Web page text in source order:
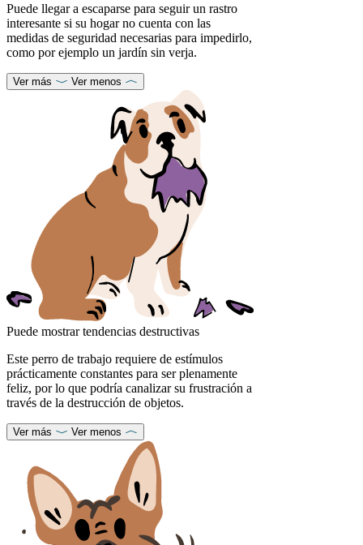
Puede llegar a escaparse para seguir un rastro
interesante si su hogar no cuenta con las
medidas de seguridad necesarias para impedirlo,
como por ejemplo un jardín sin verja.
Ver más Ver menos
Puede mostrar tendencias destructivas
Este perro de trabajo requiere de estímulos
prácticamente constantes para ser plenamente
feliz, por lo que podría canalizar su frustración a
través de la destrucción de objetos.
Ver más Ver menos